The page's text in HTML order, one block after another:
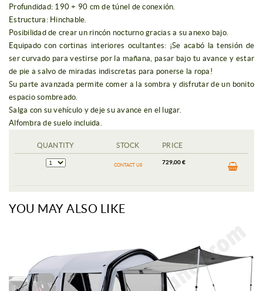
Profundidad: 190 + 90 cm de túnel de conexión.
Estructura: Hinchable.
Posibilidad de crear un rincón nocturno gracias a su anexo bajo.
Equipado con cortinas interiores ocultantes: ¡Se acabó la tensión de
ser curvado para vestirse por la mañana, pasar bajo tu avance y estar
de pie a salvo de miradas indiscretas para ponerse la ropa!
Su parte avanzada permite comer a la sombra y disfrutar de un bonito
espacio sombreado.
Salga con su vehículo y deje su avance en el lugar.
Alfombra de suelo incluida.
QUANTITY STOCK PRICE
CONTACT US 729,00 €
YOU MAY ALSO LIKE